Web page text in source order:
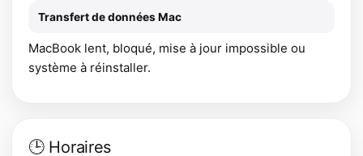
Transfert de données Mac
MacBook lent, bloqué, mise à jour impossible ou
système à réinstaller.
🕒 Horaires